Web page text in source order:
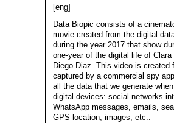
[eng]
Data Biopic consists of a
movie created from the digital
during the year 2017 that show
one-year of the digital life of Clara
Diego Diaz. This video is created
captured by a commercial spy
all the data that we generate
digital devices: social networks
WhatsApp messages, emails,
GPS location, images, etc..